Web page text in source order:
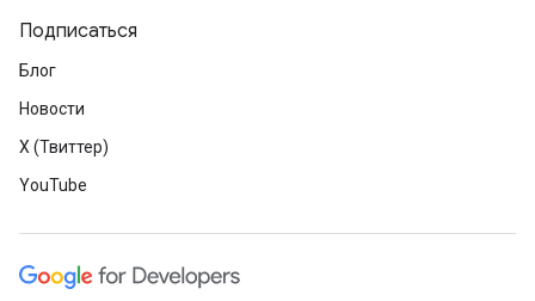
Подписаться
Блог
Новости
X (Твиттер)
YouTube